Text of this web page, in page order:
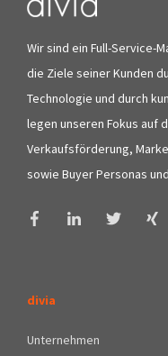
Wir sind ein Full-Service-
die Ziele seiner Kunden
Technologie und durch
legen unseren Fokus auf
Verkaufsförderung,
sowie Buyer Personas
divia
Unternehmen